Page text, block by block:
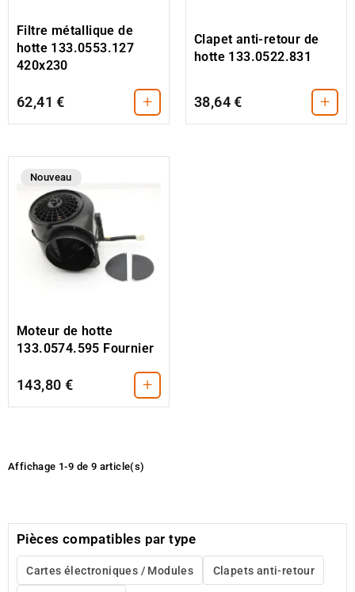
Filtre métallique de
hotte 133.0553.127
420x230
62,41 € +
Clapet anti-retour de
hotte 133.0522.831
38,64 € +
Nouveau
Moteur de hotte
133.0574.595 Fournier
143,80 € +
Affichage 1-9 de 9 article(s)
Pièces compatibles par type
Cartes électroniques / Modules Clapets anti-retour